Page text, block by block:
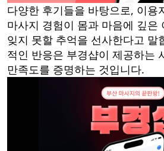
다양한 후기들을 바탕으로, 이용
마사지 경험이 몸과 마음에 깊은
잊지 못할 추억을 선사한다고 말
적인 반응은 부경샵이 제공하는
만족도를 증명하는 것입니다.